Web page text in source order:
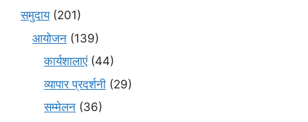
समुदाय(201)
आयोजन (139)
कार्यशालाएं(44)
व्यापार प्रदर्शनी (29)
सम्मेलन (36)